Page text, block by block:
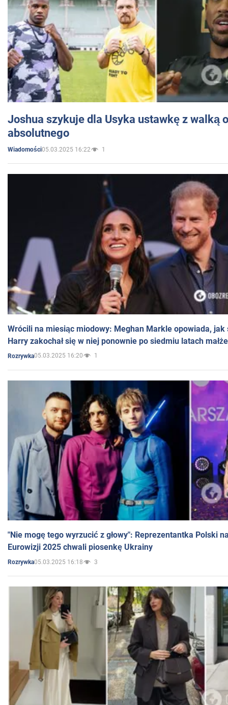
Joshua szykuje dla Usyka ustawkę z walką
absolutnego
Wiadomości05.03.2025 16:22 1
Wrócili na miesiąc miodowy: Meghan Markle opowiada, jak
Harry zakochał się w niej ponownie po siedmiu latach
Rozrywka05.03.2025 16:20 1
"Nie mogę tego wyrzucić z głowy": Reprezentantka Polski
Eurowizji 2025 chwali piosenkę Ukrainy
Rozrywka05.03.2025 16:18 3